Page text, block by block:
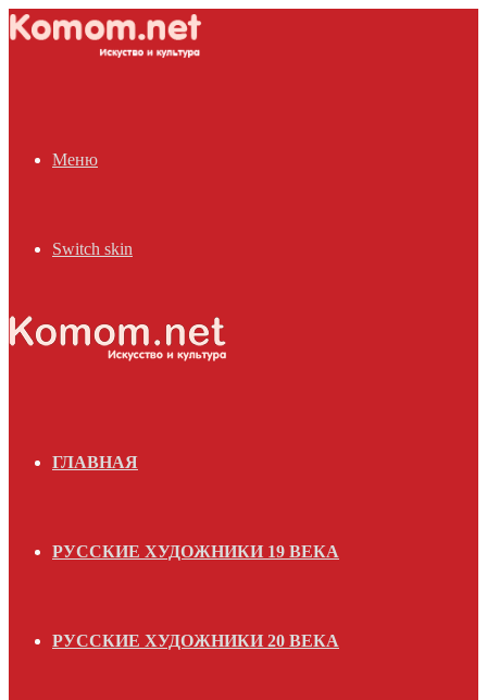
Меню
Switch skin
ГЛАВНАЯ
РУССКИЕ ХУДОЖНИКИ 19 ВЕКА
РУССКИЕ ХУДОЖНИКИ 20 ВЕКА